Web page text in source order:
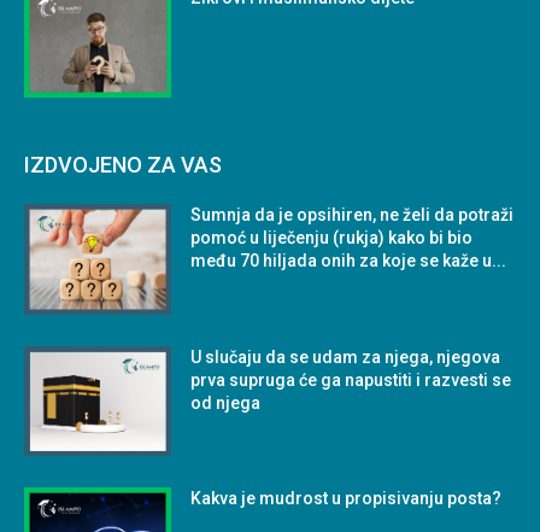
IZDVOJENO ZA VAS
Sumnja da je opsihiren, ne želi da potraži
pomoć u liječenju (rukja) kako bi bio
među 70 hiljada onih za koje se kaže u...
U slučaju da se udam za njega, njegova
prva supruga će ga napustiti i razvesti se
od njega
Kakva je mudrost u propisivanju posta?